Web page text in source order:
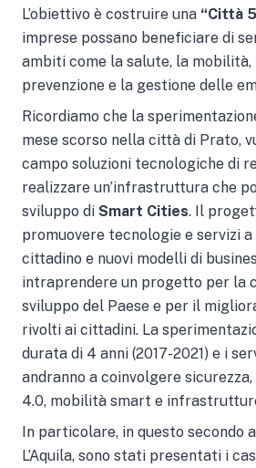
L’obiettivo è costruire una “Città
imprese possano beneficiare di
ambiti come la salute, la mobilità,
prevenzione e la gestione delle
Ricordiamo che la
mese scorso nella città di Prato,
campo soluzioni tecnologiche di
realizzare un’infrastruttura che
sviluppo di Smart Cities. Il
promuovere tecnologie e servizi
cittadino e nuovi modelli di
intraprendere un progetto per la
sviluppo del Paese e per il
rivolti ai cittadini. La
durata di 4 anni (2017-2021) e i
andranno a coinvolgere
4.0, mobilità smart e
In particolare, in questo secondo
L’Aquila, sono stati presentati i